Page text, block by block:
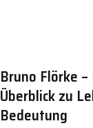
Bruno Flörke
Überblick zu
Bedeutung